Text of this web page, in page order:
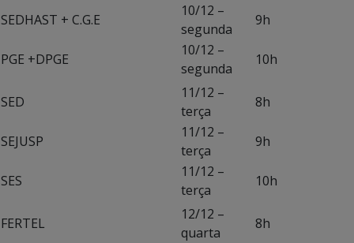
SEDHAST + C.G.E
10/12 –
segunda
9h
PGE +DPGE
10/12 –
segunda
10h
SED
11/12 –
terça
8h
SEJUSP
11/12 –
terça
9h
SES
11/12 –
terça
10h
FERTEL
12/12 –
quarta
8h